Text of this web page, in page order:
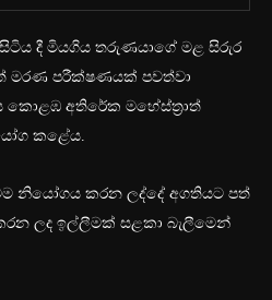
දී මියගිය තරුණයාගේ මළ සිරුර
මරණ පරීක්ෂණයක් පවත්වා
කොළඹ අතිරේක මහේස්ත්‍රාත්
කළේය.
නියෝගය කරන ලද්දේ අගතියට පත්
ලද ඉල්ලීමක් සළකා බැලීමෙන්